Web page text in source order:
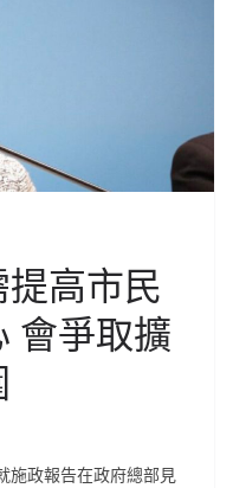
高市民
會爭取擴
施政報告在政府總部見